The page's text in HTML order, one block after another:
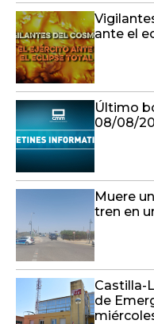
ante el
Último
08/08/
Muere
tren en
Castilla-
de